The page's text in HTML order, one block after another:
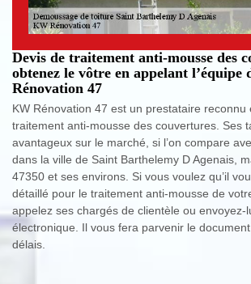
Devis de traitement anti-mousse des
obtenez le vôtre en appelant l’équipe
Rénovation 47
KW Rénovation 47 est un prestataire reconnu
traitement anti-mousse des couvertures. Ses
avantageux sur le marché, si l’on compare
dans la ville de Saint Barthelemy D Agenais,
47350 et ses environs. Si vous voulez qu’il
détaillé pour le traitement anti-mousse de
appelez ses chargés de clientèle ou envoyez-
électronique. Il vous fera parvenir le
délais.